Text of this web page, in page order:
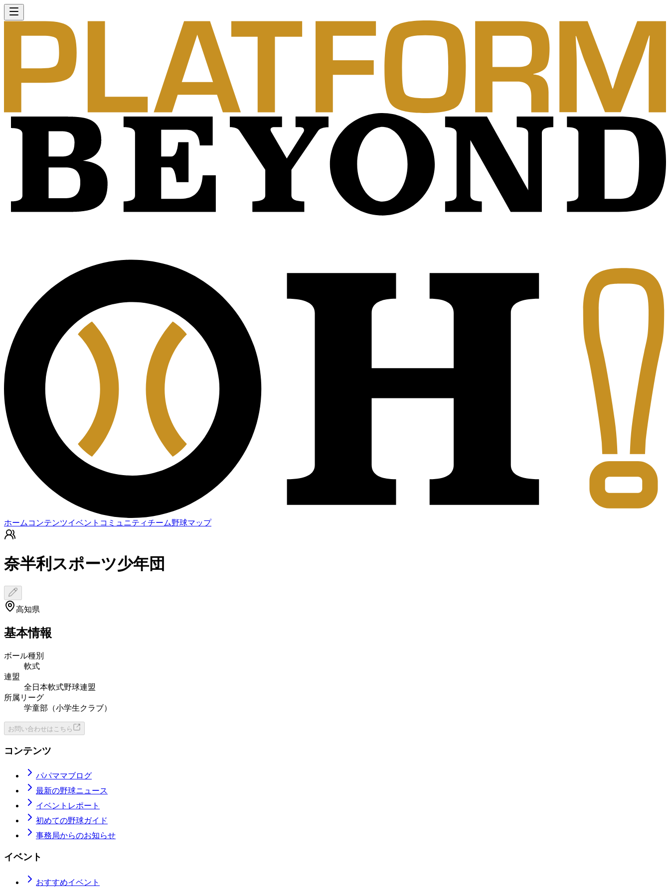
ホーム コンテンツイベント コミュニティチーム野球マップ
奈半利スポーツ少年団
高知県
基本情報
ボール種別
軟式
連盟
全日本軟式野球連盟
所属リーグ
学童部（小学生クラブ）
お問い合わせはこちら
コンテンツ
パパママブログ
最新の野球ニュース
イベントレポート
初めての野球ガイド
事務局からのお知らせ
イベント
おすすめイベント